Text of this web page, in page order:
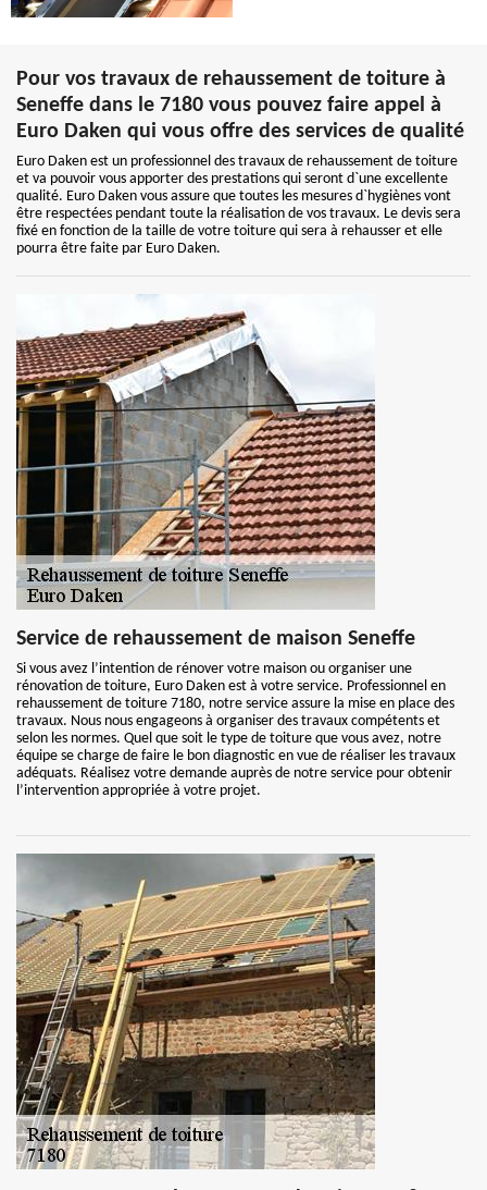
Pour vos travaux de rehaussement de toiture à
Seneffe dans le 7180 vous pouvez faire appel à
Euro Daken qui vous offre des services de qualité
Euro Daken est un professionnel des travaux de rehaussement de toiture
et va pouvoir vous apporter des prestations qui seront d`une excellente
qualité. Euro Daken vous assure que toutes les mesures d`hygiènes vont
être respectées pendant toute la réalisation de vos travaux. Le devis sera
fixé en fonction de la taille de votre toiture qui sera à rehausser et elle
pourra être faite par Euro Daken.
Service de rehaussement de maison Seneffe
Si vous avez l’intention de rénover votre maison ou organiser une
rénovation de toiture, Euro Daken est à votre service. Professionnel en
rehaussement de toiture 7180, notre service assure la mise en place des
travaux. Nous nous engageons à organiser des travaux compétents et
selon les normes. Quel que soit le type de toiture que vous avez, notre
équipe se charge de faire le bon diagnostic en vue de réaliser les travaux
adéquats. Réalisez votre demande auprès de notre service pour obtenir
l’intervention appropriée à votre projet.